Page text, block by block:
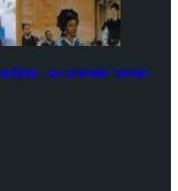
: un premier roman